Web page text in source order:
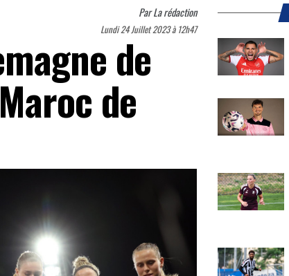
ParLa rédaction
Lundi 24 Juillet 2023 à 12h47
de
de